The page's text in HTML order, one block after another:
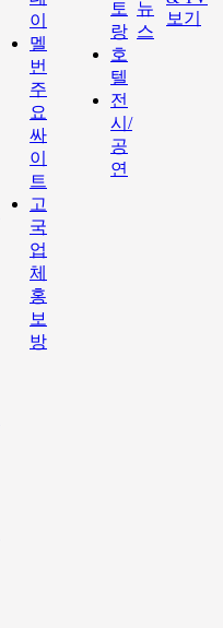
이
멜
번
주
요
싸
이
트
고
국
업
체
홍
보
방
토
랑
호
텔
전
시/
공
연
뉴
스
보기